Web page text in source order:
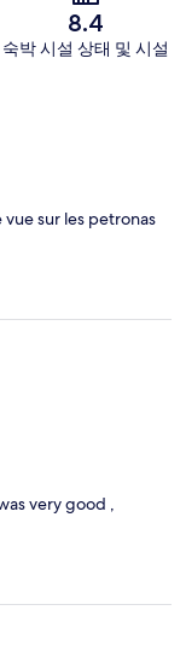
8.4
숙박 시설 상태 및 시설
vue sur les petronas
very good ,